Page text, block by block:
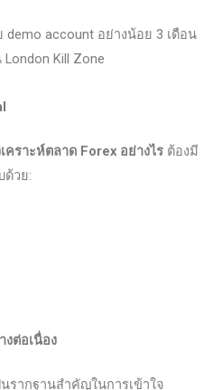
demo account อย่างน้อย 3 เดือน
Kill Zone
คราะห์ตลาด Forex อย่างไร ต้องมี
ด้วย:
งต่อเนื่อง
นรากฐานสำคัญในการเข้าใจ